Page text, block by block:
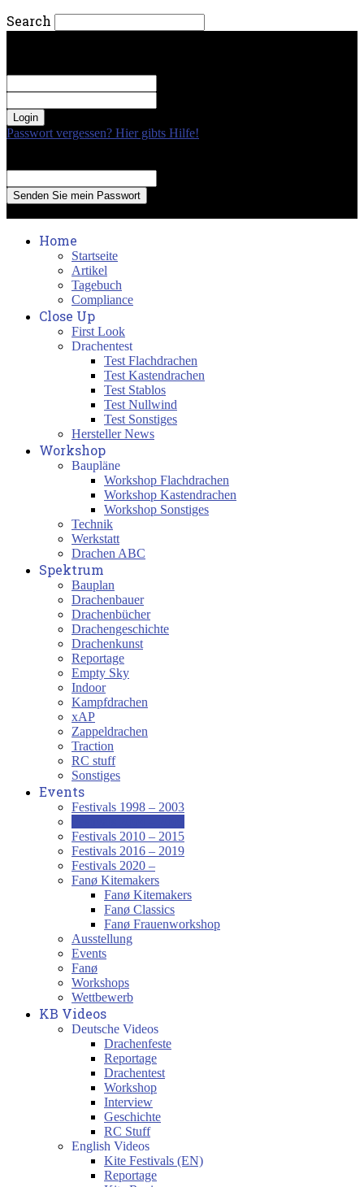
Search
Passwort vergessen? Hier gibts Hilfe!
Home
Startseite
Artikel
Tagebuch
Compliance
Close Up
First Look
Drachentest
Test Flachdrachen
Test Kastendrachen
Test Stablos
Test Nullwind
Test Sonstiges
Hersteller News
Workshop
Baupläne
Workshop Flachdrachen
Workshop Kastendrachen
Workshop Sonstiges
Technik
Werkstatt
Drachen ABC
Spektrum
Bauplan
Drachenbauer
Drachenbücher
Drachengeschichte
Drachenkunst
Reportage
Empty Sky
Indoor
Kampfdrachen
xAP
Zappeldrachen
Traction
RC stuff
Sonstiges
Events
Festivals 1998 – 2003
Festivals 2010 – 2015
Festivals 2016 – 2019
Festivals 2020 –
Fanø Kitemakers
Fanø Kitemakers
Fanø Classics
Fanø Frauenworkshop
Ausstellung
Events
Fanø
Workshops
Wettbewerb
KB Videos
Deutsche Videos
Drachenfeste
Reportage
Drachentest
Workshop
Interview
Geschichte
RC Stuff
English Videos
Kite Festivals (EN)
Reportage